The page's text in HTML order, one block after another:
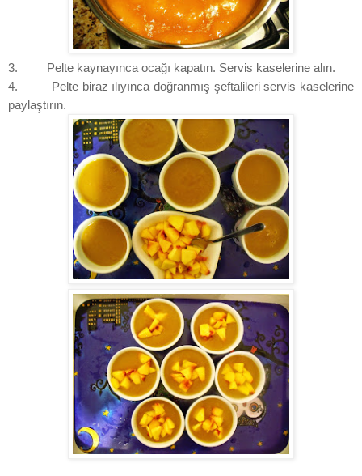
3.
Pelte kaynayınca ocağı kapatın. Servis kaselerine alın.
4.
Pelte biraz ılıyınca doğranmış şeftalileri servis kaselerine
paylaştırın.